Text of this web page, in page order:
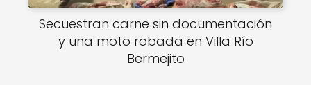
Secuestran carne sin documentación
y una moto robada en Villa Río
Bermejito